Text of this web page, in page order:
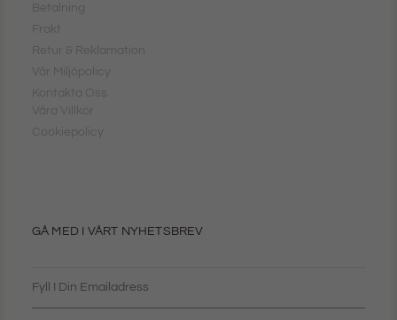
Betalning
Frakt
Retur & Reklamation
Vår Miljöpolicy
Kontakta Oss
Våra Villkor
Cookiepolicy
GÅ MED I VÅRT NYHETSBREV